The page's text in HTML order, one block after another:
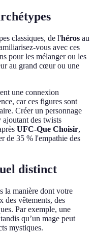
classiques, de l'héros au
vous avec ces
pour les mélanger ou les
au grand cœur ou une
une connexion
car ces figures sont
Créer un personnage
ajoutant des twists
UFC-Que Choisir,
de 35 % l'empathie des
distinct
la manière dont votre
des vêtements, des
Par exemple, une
qu’un mage peut
mystiques.